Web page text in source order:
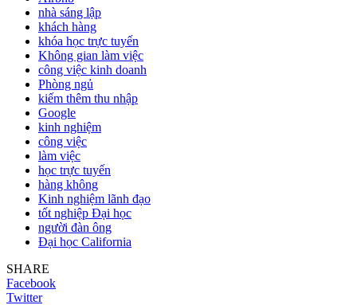
nhà sáng lập
khách hàng
khóa học trực tuyến
Không gian làm việc
công việc kinh doanh
Phòng ngủ
kiếm thêm thu nhập
Google
kinh nghiệm
công việc
làm việc
học trực tuyến
hàng không
Kinh nghiệm lãnh đạo
tốt nghiệp Đại học
người đàn ông
Đại học California
SHARE
Facebook
Twitter